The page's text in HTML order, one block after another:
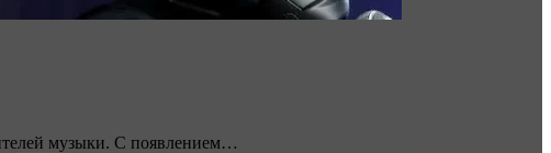
музыки. С появлением…